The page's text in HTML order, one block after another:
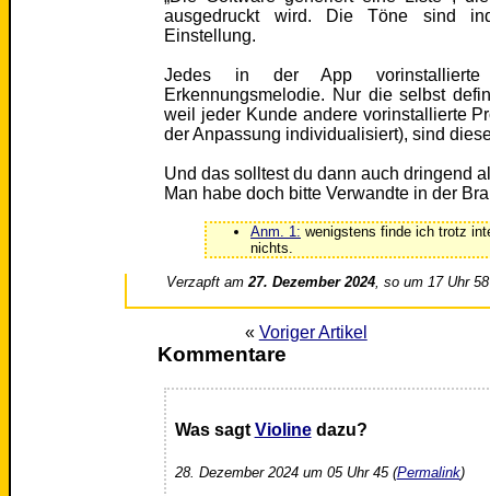
ausgedruckt wird. Die Töne sind
Einstellung.
Jedes in der App
Erkennungsmelodie. Nur die selbst
weil jeder Kunde andere vorinstallierte
der Anpassung individualisiert), sind
Und das solltest du dann auch dringend
Man habe doch bitte Verwandte in der
Anm. 1: wenigstens finde ich trotz
nichts.
Verzapft am27. Dezember 2024 , so um 17 Uhr 58
« Voriger Artikel
Kommentare
Was sagt Violinedazu?
28. Dezember 2024 um 05 Uhr 45 (Permalink)